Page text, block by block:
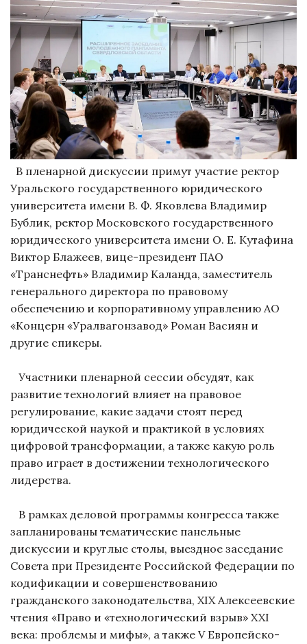
В пленарной дискуссии примут участие ректор
Уральского государственного юридического
университета имени В. Ф. Яковлева Владимир
Бублик, ректор Московского государственного
юридического университета имени О. Е. Кутафина
Виктор Блажеев, вице-президент ПАО
«Транснефть» Владимир Каланда, заместитель
генерального директора по правовому
обеспечению и корпоративному управлению АО
«Концерн «Уралвагонзавод» Роман Васиян и
другие спикеры.
Участники пленарной сессии обсудят, как
развитие технологий влияет на правовое
регулирование, какие задачи стоят перед
юридической наукой и практикой в условиях
цифровой трансформации, а также какую роль
право играет в достижении технологического
лидерства.
В рамках деловой программы конгресса также
запланированы тематические панельные
дискуссии и круглые столы, выездное заседание
Совета при Президенте Российской Федерации по
кодификации и совершенствованию
гражданского законодательства, XIX Алексеевские
чтения «Право и «технологический взрыв» XXI
века: проблемы и мифы», а также V Европейско-